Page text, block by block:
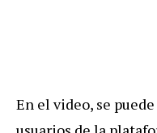
En el video, se puede